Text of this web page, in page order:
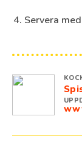
Servera